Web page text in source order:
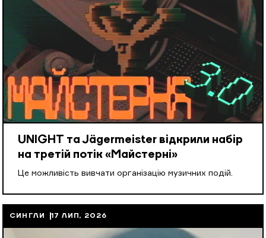
UNIGHT та Jägermeister відкрили набір
на третій потік «Майстерні»
Це можливість вивчати організацію музичних подій.
СИНГЛИ 17 ЛИП, 2026